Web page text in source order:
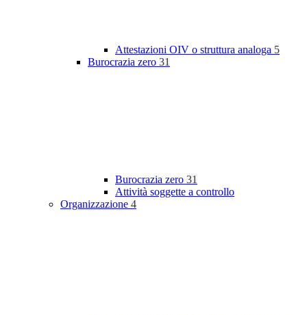
Attestazioni OIV o struttura analoga 5
Burocrazia zero 31
Burocrazia zero 31
Attività soggette a controllo
Organizzazione 4